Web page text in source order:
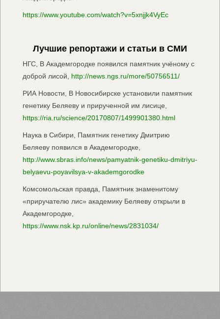
https://www.youtube.com/watch?v=5xnjjk4VyEc
Лучшие репортажи и статьи в СМИ
НГС, В Академгородке появился памятник учёному с
доброй лисой, http://news.ngs.ru/more/50756511/
РИА Новости, В Новосибирске установили памятник
генетику Беляеву и прирученной им лисице,
https://ria.ru/science/20170807/1499901380.html
Наука в Сибири, Памятник генетику Дмитрию
Беляеву появился в Академгородке,
http://www.sbras.info/news/pamyatnik-genetiku-dmitriyu-
belyaevu-poyavilsya-v-akademgorodke
Комсомольская правда, Памятник знаменитому
«приручателю лис» академику Беляеву открыли в
Академгородке,
https://www.nsk.kp.ru/online/news/2831034/